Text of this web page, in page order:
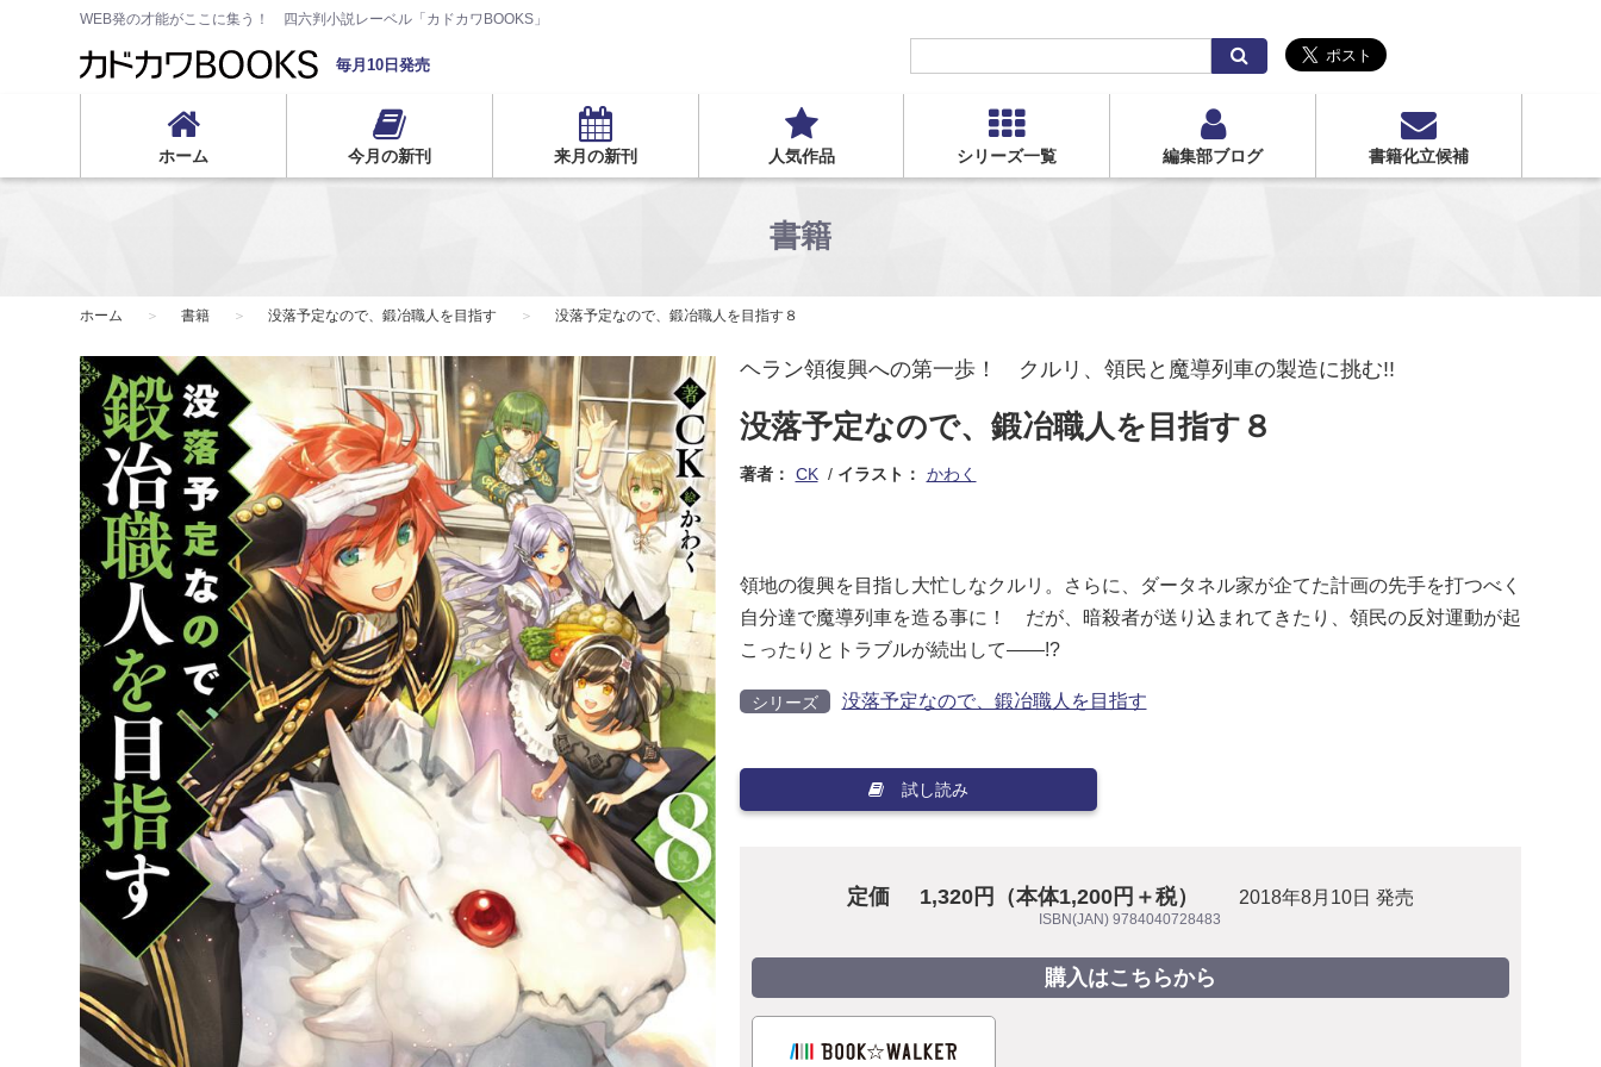
WEB発の才能がここに集う！ 四六判小説レーベル「カドカワBOOKS」
毎月10日発売
索
ホーム 今月の新刊 来月の新刊 人気作品 シリーズ一覧 編集部ブログ 書籍化立候補
書籍
ホーム 書籍 没落予定なので、鍛冶職人を目指す 没落予定なので、鍛冶職人を目指す８
ヘラン領復興への第一歩！ クルリ、領民と魔導列車の製造に挑む!!
没落予定なので、鍛冶職人を目指す８
著者： CK イラスト： かわく
領地の復興を目指し大忙しなクルリ。さらに、ダータネル家が企てた計画の先手を打つべく
自分達で魔導列車を造る事に！ だが、暗殺者が送り込まれてきたり、領民の反対運動が起
こったりとトラブルが続出して――!?
シリーズ 没落予定なので、鍛冶職人を目指す
試し読み
定価 1,320円（本体1,200円＋税） 2018年8月10日 発売
ISBN(JAN) 9784040728483
購入はこちらから